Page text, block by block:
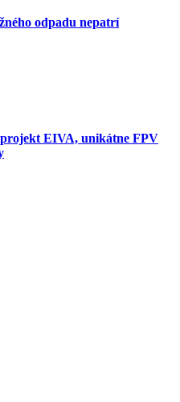
odpadu nepatrí
EIVA, unikátne FPV